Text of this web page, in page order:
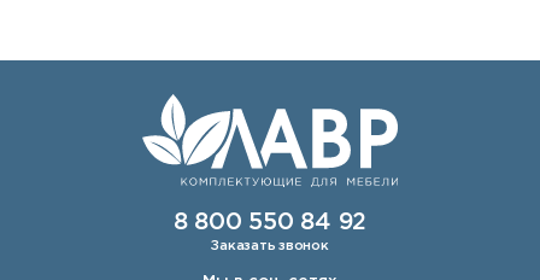
8 800 550 84 92
Заказать звонок